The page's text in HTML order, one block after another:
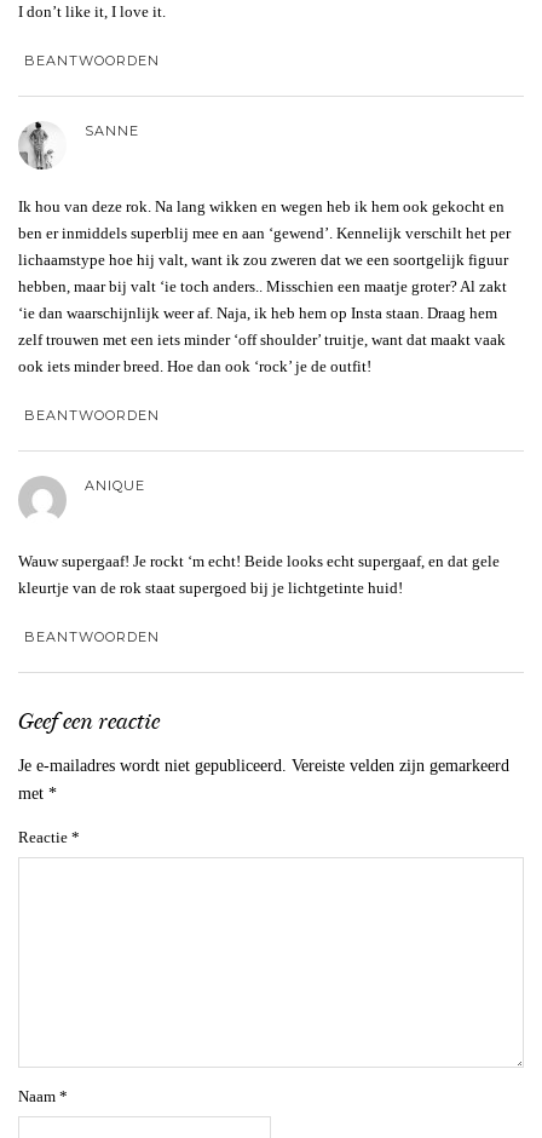
I don’t like it, I love it.
BEANTWOORDEN
SANNE
Ik hou van deze rok. Na lang wikken en wegen heb ik hem ook gekocht en
ben er inmiddels superblij mee en aan ‘gewend’. Kennelijk verschilt het per
lichaamstype hoe hij valt, want ik zou zweren dat we een soortgelijk figuur
hebben, maar bij valt ‘ie toch anders.. Misschien een maatje groter? Al zakt
‘ie dan waarschijnlijk weer af. Naja, ik heb hem op Insta staan. Draag hem
zelf trouwen met een iets minder ‘off shoulder’ truitje, want dat maakt vaak
ook iets minder breed. Hoe dan ook ‘rock’ je de outfit!
BEANTWOORDEN
ANIQUE
Wauw supergaaf! Je rockt ‘m echt! Beide looks echt supergaaf, en dat gele
kleurtje van de rok staat supergoed bij je lichtgetinte huid!
BEANTWOORDEN
Geef een reactie
Je e-mailadres wordt niet gepubliceerd. Vereiste velden zijn gemarkeerd
met *
Reactie *
Naam *